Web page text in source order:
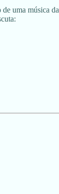
uma música da